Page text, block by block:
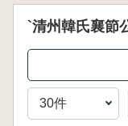
`清州韓氏襄節